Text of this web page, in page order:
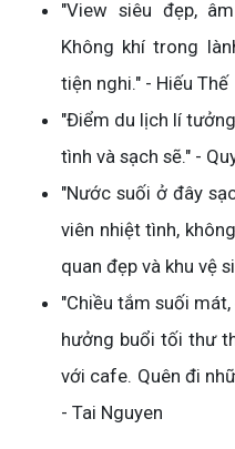
"View siêu đẹp,
Không khí trong
tiện nghi." - Hiếu Thế
"Điểm du lịch lí
tình và sạch sẽ." -
"Nước suối ở đây
viên nhiệt tình,
quan đẹp và khu vệ
"Chiều tắm suối
hưởng buổi tối thư
với cafe. Quên đi
- Tai Nguyen